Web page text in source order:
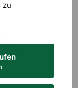
zu